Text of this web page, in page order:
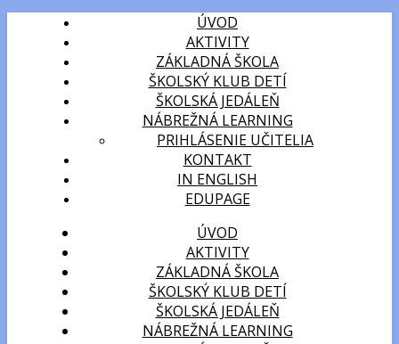
ÚVOD
AKTIVITY
ZÁKLADNÁ ŠKOLA
ŠKOLSKÝ KLUB DETÍ
ŠKOLSKÁ JEDÁLEŇ
NÁBREŽNÁ LEARNING
PRIHLÁSENIE UČITELIA
KONTAKT
IN ENGLISH
EDUPAGE
ÚVOD
AKTIVITY
ZÁKLADNÁ ŠKOLA
ŠKOLSKÝ KLUB DETÍ
ŠKOLSKÁ JEDÁLEŇ
NÁBREŽNÁ LEARNING